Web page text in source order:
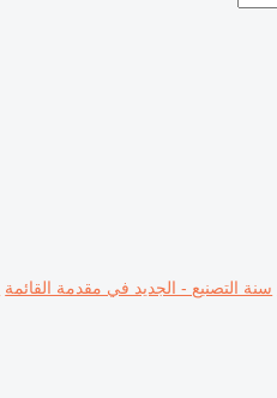
سنة التصنيع - الجديد في مقدمة القائمة